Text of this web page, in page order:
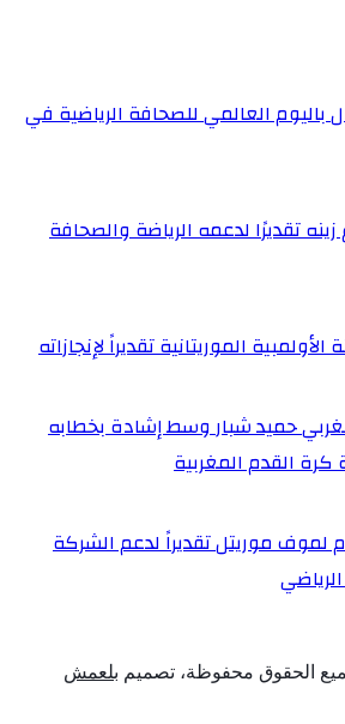
باليوم العالمي للصحافة الرياضية في
تقديرًا لدعمه الرياضة والصحافة
الموريتانية تقديراً لإنجازاته
حميد شبار وسط إشادة بخطابه
القدم المغربية
لموف موريتل تقديراً لدعم الشركة
بلعمش